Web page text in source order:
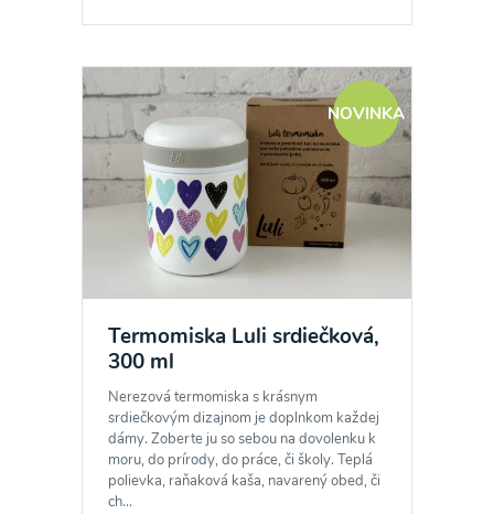
NOVINKA
Termomiska Luli srdiečková,
300 ml
Nerezová termomiska s krásnym
srdiečkovým dizajnom je doplnkom každej
dámy. Zoberte ju so sebou na dovolenku k
moru, do prírody, do práce, či školy. Teplá
polievka, raňaková kaša, navarený obed, či
ch...